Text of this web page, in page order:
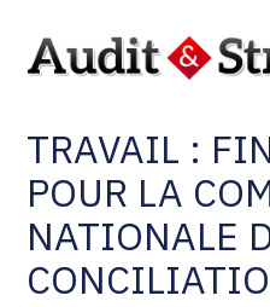
Aller
Comptabilité et conseil
Social et ressources
Assistance juridique
Pilotage d’entreprise
Gestion des documents
Tenue de votre
ACD
Facturation et pilotage :
EVOLIZ
CONFLITS
TRAVAIL :
POUR LA
NATIONALE